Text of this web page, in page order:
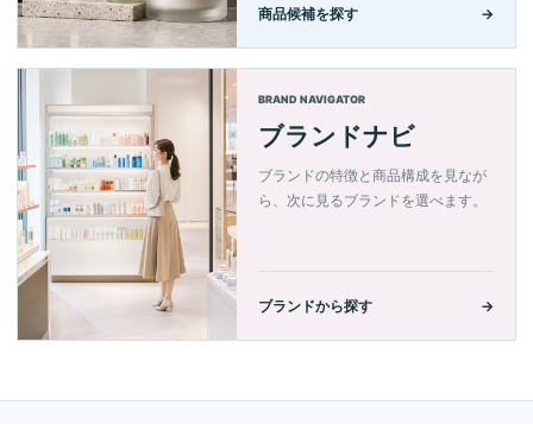
商品候補を探す →
BRAND NAVIGATOR
ブランドナビ
ブランドの特徴と商品構成を見なが
ら、次に見るブランドを選べます。
ブランドから探す →